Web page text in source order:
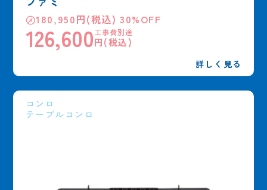
㋱180,950円(税込) 30%OFF
126,600工事費別途
円(税込)
詳しく見る
コンロ
テーブルコンロ